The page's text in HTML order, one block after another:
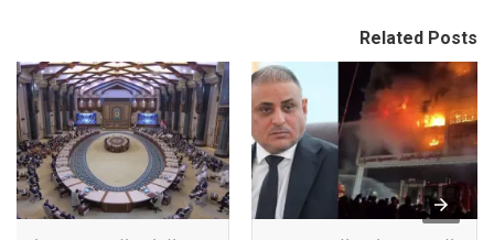
Related Posts